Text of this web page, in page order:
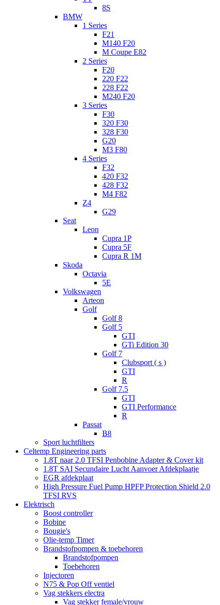
8S
BMW
1 Series
F21
M140 F20
M Coupe E82
2 Series
F20
220 F22
228 F22
M240 F20
3 Series
F30
320 F30
328 F30
G20
M3 F80
4 Series
F32
420 F32
428 F32
M4 F82
Z4
G29
Seat
Leon
Cupra 1P
Cupra 5F
Cupra R 1M
Skoda
Octavia
5E
Volkswagen
Arteon
Golf
Golf 8
Golf 5
GTI
GTi Edition 30
Golf 7
Clubsport ( s )
GTI
R
Golf 7.5
GTI
GTI Performance
R
Passat
B8
Sport luchtfilters
Celtemp Engineering parts
1.8T naar 2.0 TFSI Penbobine Adapter & Cover kit
1.8T SAI Secundaire Lucht Aanvoer Afdekplaatje
EGR afdekplaat
High Pressure Fuel Pump HPFP Protection Shield 2.0
TFSI RVS
Elektrisch
Boost controller
Bobine
Bougie's
Olie-temp Timer
Brandstofpompen & toebehoren
Brandstofpompen
Toebehoren
Injectoren
N75 & Pop Off ventiel
Vag stekkers electra
Vag stekker female/vrouw